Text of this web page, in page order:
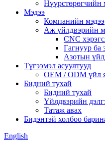
Мэдээ
Компанийн мэдээ
Аж үйлдвэрийн
CNC
Гагнуур ба
Азотын
Түгээмэл асуултууд
OEM / ODM үйл
Бидний тухай
Бидний тухай
Үйлдвэрийн
Татаж авах
Бидэнтэй холбоо
English